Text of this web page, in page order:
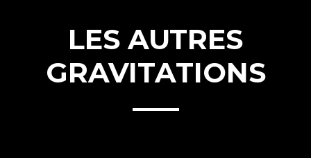
LES AUTRES
GRAVITATIONS